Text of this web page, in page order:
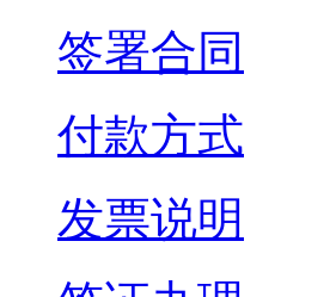
签署合同
付款方式
发票说明